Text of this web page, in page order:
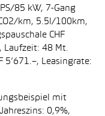
85 kW, 7-Gang
km, 5.5l/100km,
CHF
Laufzeit: 48 Mt.
5’671.–, Leasingrate:
mit
0,9%,